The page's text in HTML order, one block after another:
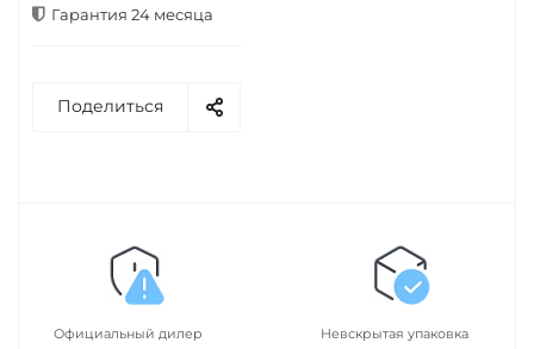
Гарантия 24 месяца
Поделиться
Официальный дилер Невскрытая упаковка